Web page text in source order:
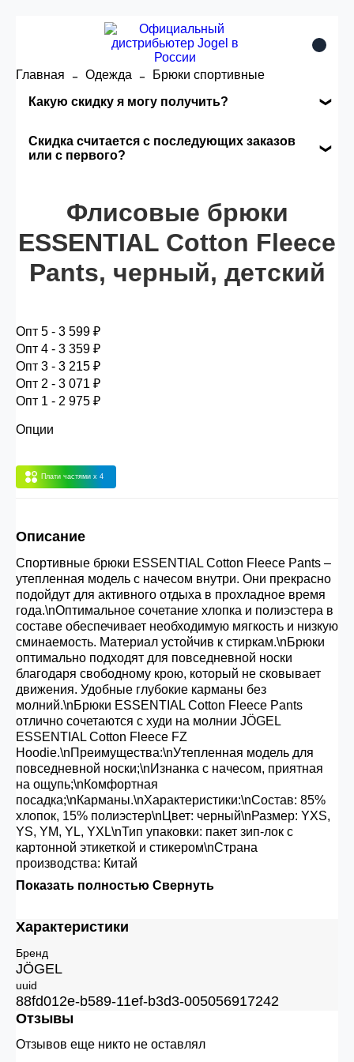
Главная Одежда
Брюки спортивные
Какую скидку я могу получить?
заказа, общая сумма заказа считается по
розничной цене
Опт 5(25%) -
сумма всех заказов за 6 месяцев -
Опт 4(30%) -
30.000 рублей.
Опт 2(36%)- сумма всех заказов за 6 месяцев
Опт 1(38%) -сумма всех заказов за 6 месяцев -
400.000 рублей.
Скидка считается с последующих заказов
или с первого?
автоматически активизируется в корзине вашего
заказа.
Флисовые брюки
ESSENTIAL Cotton Fleece
Pants, черный, детский
Опт 5 - 3 599 ₽
Опт 4 - 3 359 ₽
Опт 3 - 3 215 ₽
Опт 2 - 3 071 ₽
Опт 1 - 2 975 ₽
Опции
Плати частями x 4
Описание
Спортивные брюки ESSENTIAL Cotton Fleece Pants –
утепленная модель с начесом внутри. Они прекрасно
подойдут для активного отдыха в прохладное время
года.\nОптимальное сочетание хлопка и полиэстера в
составе обеспечивает необходимую мягкость и низкую
сминаемость. Материал устойчив к стиркам.\nБрюки
оптимально подходят для повседневной носки
благодаря свободному крою, который не сковывает
движения. Удобные глубокие карманы без
молний.\nБрюки ESSENTIAL Cotton Fleece Pants
отлично сочетаются с худи на молнии JÖGEL
ESSENTIAL Cotton Fleece FZ
Hoodie.\nПреимущества:\nУтепленная модель для
повседневной носки;\nИзнанка с начесом, приятная
на ощупь;\nКомфортная
посадка;\nКарманы.\nХарактеристики:\nСостав: 85%
хлопок, 15% полиэстер\nЦвет: черный\nРазмер: YXS,
YS, YM, YL, YXL\nТип упаковки: пакет зип-лок с
картонной этикеткой и стикером\nСтрана
производства: Китай
Показать полностью Свернуть
Характеристики
Бренд
JÖGEL
uuid
88fd012e-b589-11ef-b3d3-005056917242
Отзывы
Отзывов еще никто не оставлял